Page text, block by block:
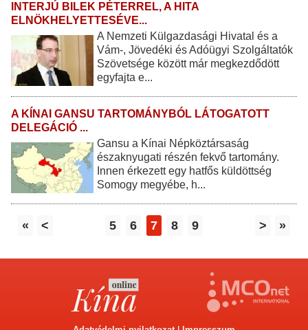
INTERJÚ BILEK PÉTERREL, A HITA
ELNÖKHELYETTESÉVE...
A Nemzeti Külgazdasági Hivatal és a
Vám-, Jövedéki és Adóügyi Szolgáltatók
Szövetsége között már megkezdődött
egyfajta e...
A KÍNAI GANSU TARTOMÁNYBÓL LÁTOGATOTT
DELEGÁCIÓ ...
Gansu a Kínai Népköztársaság
északnyugati részén fekvő tartomány.
Innen érkezett egy hatfős küldöttség
Somogy megyébe, h...
« < 5 6 7 8 9 > »